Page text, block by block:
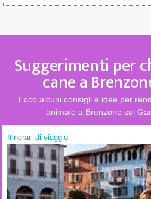
Suggerimenti per
cane a
Ecco alcuni consigli e idee per
animale a Brenzone sul
Itinerari di viaggio